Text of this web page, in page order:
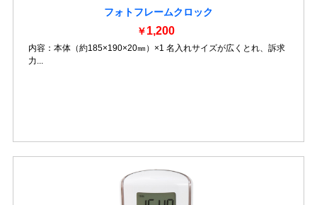
フォトフレームクロック
￥ 1,200
内容：本体（約185×190×20㎜）×1 名入れサイズが広くとれ、訴求
力...